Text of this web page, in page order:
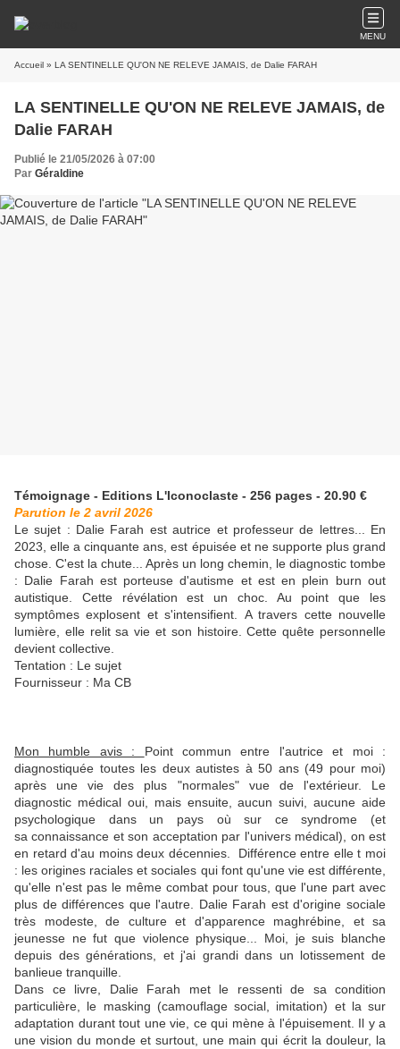
MENU
Accueil » LA SENTINELLE QU'ON NE RELEVE JAMAIS, de Dalie FARAH
LA SENTINELLE QU'ON NE RELEVE JAMAIS, de
Dalie FARAH
Publié le 21/05/2026 à 07:00
Par Géraldine
Témoignage - Editions L'Iconoclaste - 256 pages - 20.90 €
Parution le 2 avril 2026
Le sujet : Dalie Farah est autrice et professeur de lettres... En
2023, elle a cinquante ans, est épuisée et ne supporte plus grand
chose. C'est la chute... Après un long chemin, le diagnostic tombe
: Dalie Farah est porteuse d'autisme et est en plein burn out
autistique. Cette révélation est un choc. Au point que les
symptômes explosent et s'intensifient. A travers cette nouvelle
lumière, elle relit sa vie et son histoire. Cette quête personnelle
devient collective.
Tentation : Le sujet
Fournisseur : Ma CB
Mon humble avis : Point commun entre l'autrice et moi :
diagnostiquée toutes les deux autistes à 50 ans (49 pour moi)
après une vie des plus "normales" vue de l'extérieur. Le
diagnostic médical oui, mais ensuite, aucun suivi, aucune aide
psychologique dans un pays où sur ce syndrome (et
sa connaissance et son acceptation par l'univers médical), on est
en retard d'au moins deux décennies. Différence entre elle t moi
: les origines raciales et sociales qui font qu'une vie est différente,
qu'elle n'est pas le même combat pour tous, que l'une part avec
plus de différences que l'autre. Dalie Farah est d'origine sociale
très modeste, de culture et d'apparence maghrébine, et sa
jeunesse ne fut que violence physique... Moi, je suis blanche
depuis des générations, et j'ai grandi dans un lotissement de
banlieue tranquille.
Dans ce livre, Dalie Farah met le ressenti de sa condition
particulière, le masking (camouflage social, imitation) et la sur
adaptation durant tout une vie, ce qui mène à l'épuisement. Il y a
une vision du monde et surtout, une main qui écrit la douleur, la